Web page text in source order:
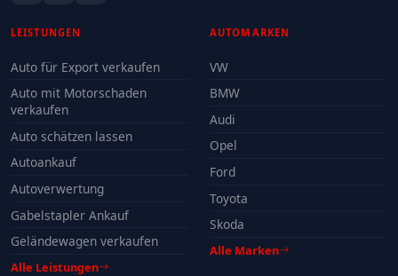
LEISTUNGEN
Auto für Export verkaufen
Auto mit Motorschaden
verkaufen
Auto schätzen lassen
Autoankauf
Autoverwertung
Gabelstapler Ankauf
Geländewagen verkaufen
Alle Leistungen
AUTOMARKEN
VW
BMW
Audi
Opel
Ford
Toyota
Skoda
Alle Marken